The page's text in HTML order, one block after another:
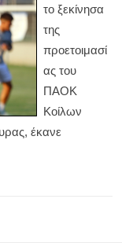
το ξεκίνησα
της
προετοιμασί
ας του
ΠΑΟΚ
Κοίλων
έκανε